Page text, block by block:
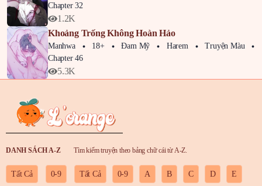
Chapter 32
1.2K
Khoảng Trống Không Hoàn Hảo
Manhwa 18+ Đam Mỹ Harem Truyện Màu
Chapter 46
5.3K
DANH SÁCH A-Z Tìm kiếm truyện theo bảng chữ cái từ A-Z.
Tất Cả 0-9 Tất Cả 0-9 A B C D E